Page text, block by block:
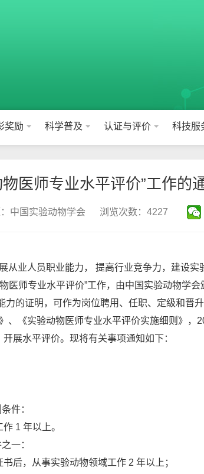
奖励 科学普及 认证与评价 科技服
医师专业水平评价”工作的
中国实验动物学会 浏览次数：4227
业人员职业能力， 提高行业竞争力，建设实
医师专业水平评价”工作，由中国实验动物学
的证明，可作为岗位聘用、任职、定级和晋升
《实验动物医师专业水平评价实施细则》，
展水平评价。现将有关事项通知如下：
件：
1 年以上。
一：
后，从事实验动物领域工作 2 年以上；